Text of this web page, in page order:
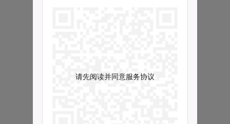
请先阅读并同意服务协议